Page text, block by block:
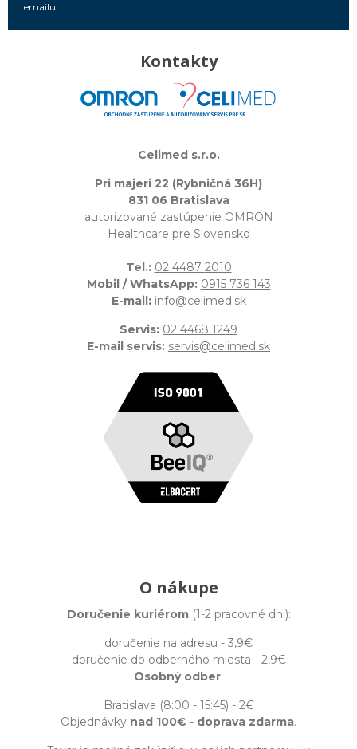
emailu.
Kontakty
Celimed s.r.o.
Pri majeri 22 (Rybničná 36H)
831 06 Bratislava
autorizované zastúpenie OMRON
Healthcare pre Slovensko
Tel.: 02 4487 2010
Mobil / WhatsApp: 0915 736 143
E-mail: info@celimed.sk
Servis: 02 4468 1249
E-mail servis: servis@celimed.sk
O nákupe
Doručenie kuriérom(1-2 pracovné dni):
doručenie na adresu - 3,9€
doručenie do odberného miesta - 2,9€
Osobný odber:
Bratislava (8:00 - 15:45) - 2€
Objednávky nad 100€ - doprava zdarma.